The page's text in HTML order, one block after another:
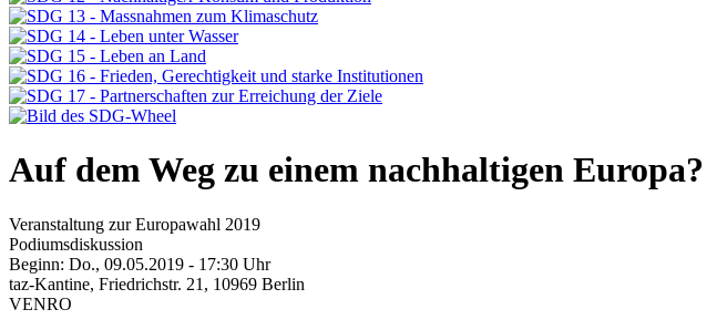
Auf dem Weg zu einem nachhaltigen Europa?
Veranstaltung zur Europawahl 2019
Podiumsdiskussion
Beginn: Do., 09.05.2019 - 17:30 Uhr
taz-Kantine, Friedrichstr. 21, 10969 Berlin
VENRO